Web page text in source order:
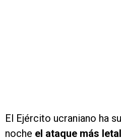
El Ejército ucraniano ha
noche el ataque más